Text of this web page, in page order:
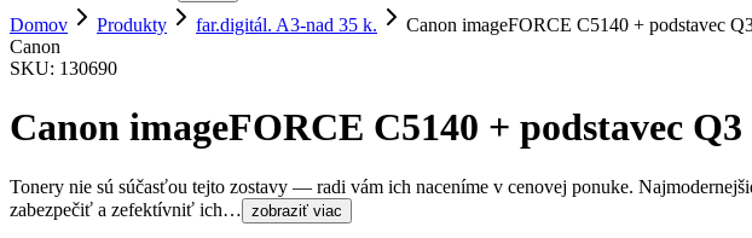
Domov Produkty far.digitál. A3-nad 35 k.
Canon imageFORCE C5140 + podstavec
Canon
SKU: 130690
Canon imageFORCE C5140 + podstavec Q3
Tonery nie sú súčasťou tejto zostavy — radi vám ich naceníme v cenovej ponuke.
zabezpečiť a zefektívniť ich… zobraziť viac